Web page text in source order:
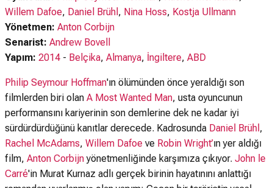
Willem Dafoe, Daniel Brühl , Nina Hoss, Kostja Ullmann
Yönetmen: Anton Corbijn
Senarist: Andrew Bovell
Yapım: 2014 - Belçika, Almanya, İngiltere, ABD
Philip Seymour Hoffman'ın ölümünden önce yeraldığı son
filmlerden biri olan A Most Wanted Man, usta oyuncunun
performansını kariyerinin son demlerine dek ne kadar iyi
sürdürdürdüğünü kanıtlar derecede. Kadrosunda Daniel Brühl ,
Rachel McAdams, Willem Dafoe ve Robin Wright’ın yer aldığı
film, Anton Corbijnyönetmenliğinde karşımıza çıkıyor. John le
Carré'in Murat Kurnaz adlı gerçek birinin hayatınını anlattığı